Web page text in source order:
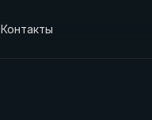
Контакты